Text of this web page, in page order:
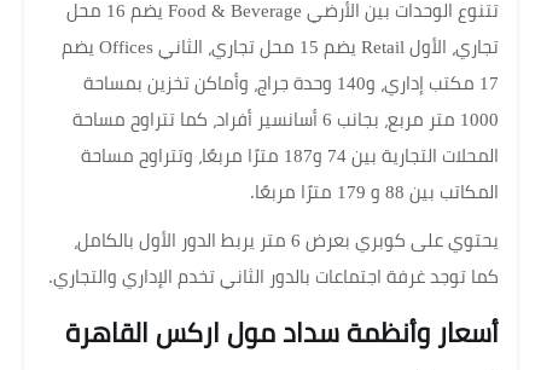
تتنوع الوحدات بين الأرضي Food & Beverage يضم 16 محل
تجاري، الأول Retail يضم 15 محل تجاري، الثاني Offices يضم
17 مكتب إداري، و140 وحدة جراج، وأماكن تخزين بمساحة
1000 متر مربع، بجانب 6 أسانسير أفراد، كما تتراوح مساحة
المحلات التجارية بين 74 و187 مترًا مربعًا، وتتراوح مساحة
المكاتب بين 88 و 179 مترًا مربعًا.
يحتوي على كوبري بعرض 6 متر يربط الدور الأول بالكامل،
كما توجد غرفة اجتماعات بالدور الثاني تخدم الإداري والتجاري.
أسعار وأنظمة سداد مول اركس القاهرة